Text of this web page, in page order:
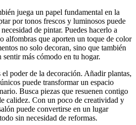
juega un papel fundamental en la
por tonos frescos y luminosos puede
de pintar. Puedes hacerlo a
alfombras que aporten un toque de color
no solo decoran, sino que también
más cómodo en tu hogar.
poder de la decoración. Añadir plantas,
puede transformar un espacio
Busca piezas que resuenen contigo
calidez. Con un poco de creatividad y
puede convertirse en un lugar
sin necesidad de reformas.